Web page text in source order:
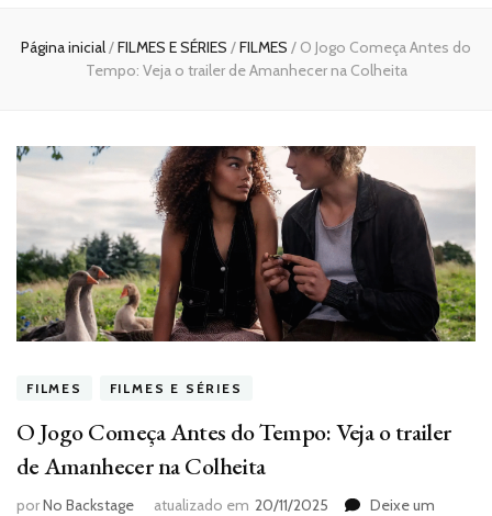
Página inicial/FILMES E SÉRIES /FILMES / O Jogo Começa Antes do
Tempo: Veja o trailer de Amanhecer na Colheita
FILMES FILMES E SÉRIES
O Jogo Começa Antes do Tempo: Veja o trailer
de Amanhecer na Colheita
porNo Backstage atualizado em 20/11/2025
Deixe um